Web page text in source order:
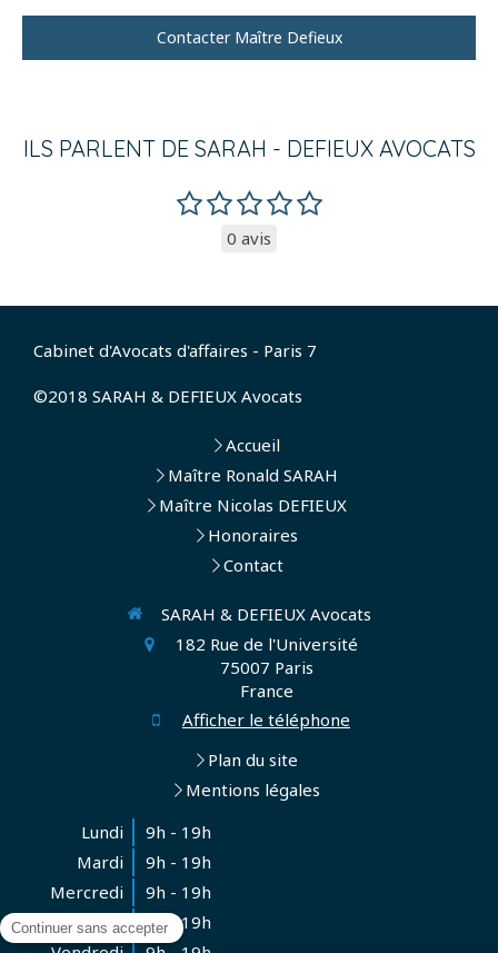
Contacter Maître Defieux
ILS PARLENT DE SARAH - DEFIEUX AVOCATS
0 avis
Cabinet d'Avocats d'affaires - Paris 7
©2018 SARAH & DEFIEUX Avocats
Accueil
Maître Ronald SARAH
Maître Nicolas DEFIEUX
Honoraires
Contact
SARAH & DEFIEUX Avocats
182 Rue de l'Université
75007 Paris
France
Afficher le téléphone
Plan du site
Mentions légales
Lundi
9h - 19h
Mardi
9h - 19h
Mercredi
9h - 19h
Jeudi
9h - 19h